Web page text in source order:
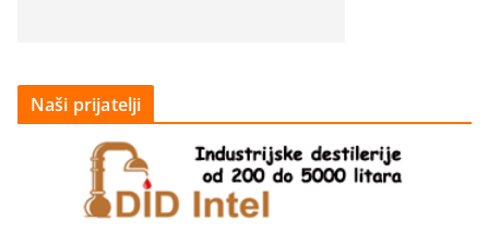
Naši prijatelji